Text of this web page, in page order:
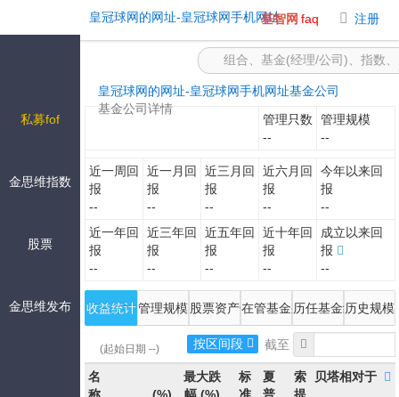
-皇冠球网的网址
私募fof
金思维指数
股票
金思维发布
皇冠球网的网址-皇冠球网手机网址基智网 faq 注册
皇冠球网的网址-皇冠球网手机网址基金公司
基金公司详情
管理只数
--
管理规模
--
近一周回
报
--
近一月回
报
--
近三月回
报
--
近六月回
报
--
今年以来回
报
--
近一年回
报
--
近三年回
报
--
近五年回
报
--
近十年回
报
--
成立以来回
报
--
收益统计管理规模 股票资产估值在管基金列表历任基金经理历史规模
(起始日期 --) 按区间段
名
最大跌
标
夏
索
贝塔相对于